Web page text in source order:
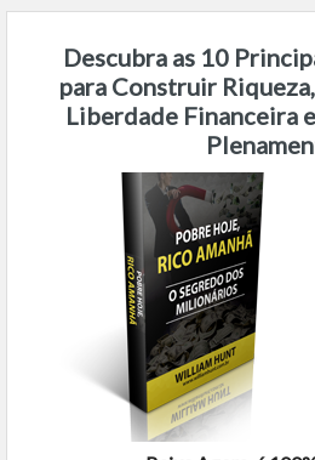
Descubra as 10
para Construir
Liberdade Financeira